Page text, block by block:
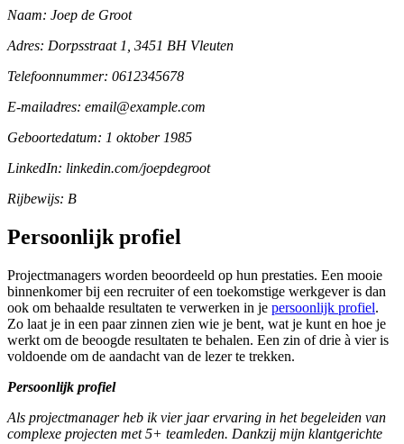
Naam: Joep de Groot
Adres: Dorpsstraat 1, 3451 BH Vleuten
Telefoonnummer: 0612345678
E-mailadres: email@example.com
Geboortedatum: 1 oktober 1985
LinkedIn: linkedin.com/joepdegroot
Rijbewijs: B
Persoonlijk profiel
Projectmanagers worden beoordeeld op hun prestaties. Een mooie
binnenkomer bij een recruiter of een toekomstige werkgever is dan
ook om behaalde resultaten te verwerken in je persoonlijk profiel.
Zo laat je in een paar zinnen zien wie je bent, wat je kunt en hoe je
werkt om de beoogde resultaten te behalen. Een zin of drie à vier is
voldoende om de aandacht van de lezer te trekken.
Persoonlijk profiel
Als projectmanager heb ik vier jaar ervaring in het begeleiden van
complexe projecten met 5+ teamleden. Dankzij mijn klantgerichte